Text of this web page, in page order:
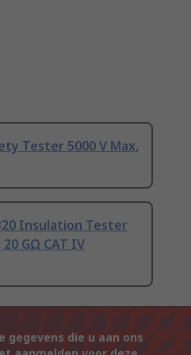
Tester 5000 V Max,
Insulation Tester
20 GΩ CAT IV
gegevens die u aan ons